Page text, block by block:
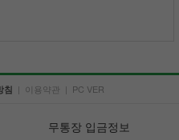
침 | 이용약관 | PC VER
무통장 입금정보